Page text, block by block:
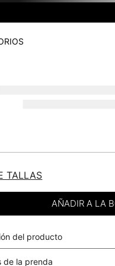
TALLAS
del producto
de la prenda